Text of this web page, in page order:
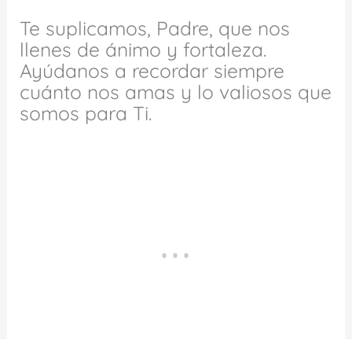
Te suplicamos, Padre, que nos
llenes de ánimo y fortaleza.
Ayúdanos a recordar siempre
cuánto nos amas y lo valiosos que
somos para Ti.